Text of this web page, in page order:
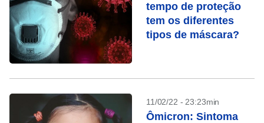
tempo de proteção
tem os diferentes
tipos de máscara?
11/02/22 - 23:23min
Ômicron: Sintoma